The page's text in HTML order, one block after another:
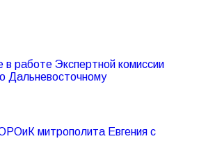
работе Экспертной комиссии
Дальневосточному
митрополита Евгения с